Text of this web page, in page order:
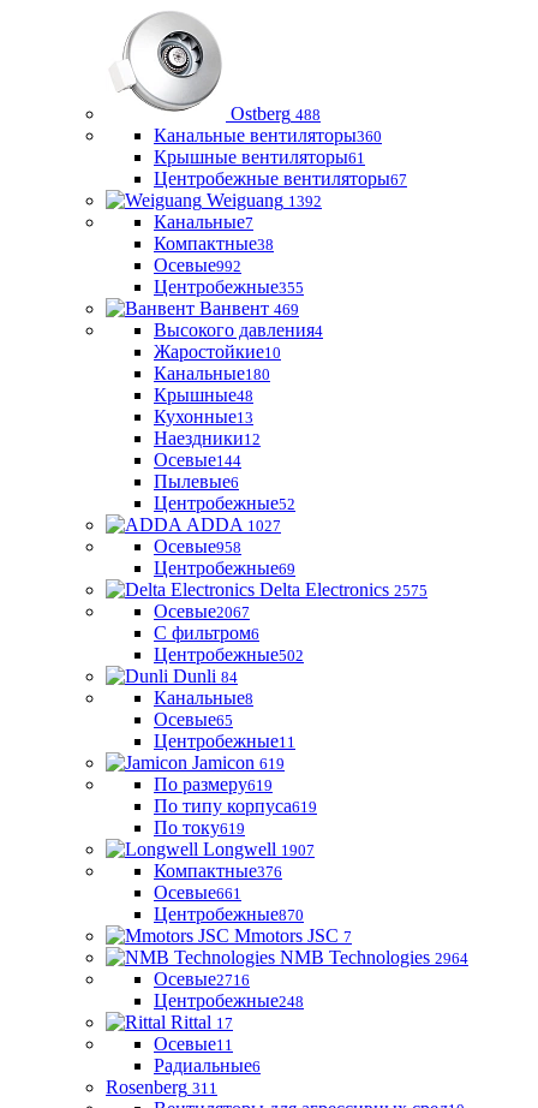
Ostberg 488
Канальные вентиляторы360
Крышные вентиляторы61
Центробежные вентиляторы67
Weiguang 1392
Канальные7
Компактные38
Осевые992
Центробежные355
Ванвент 469
Высокого давления4
Жаростойкие10
Канальные180
Крышные48
Кухонные13
Наездники12
Осевые144
Пылевые6
Центробежные52
ADDA 1027
Осевые958
Центробежные69
Delta Electronics 2575
Осевые2067
С фильтром6
Центробежные502
Dunli 84
Канальные8
Осевые65
Центробежные11
Jamicon 619
По размеру619
По типу корпуса619
По току619
Longwell 1907
Компактные376
Осевые661
Центробежные870
Mmotors JSC 7
NMB Technologies 2964
Осевые2716
Центробежные248
Rittal 17
Осевые11
Радиальные6
Rosenberg 311